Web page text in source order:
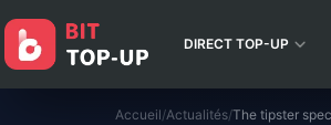
DIRECT TOP-UP
Accueil/Actualités/